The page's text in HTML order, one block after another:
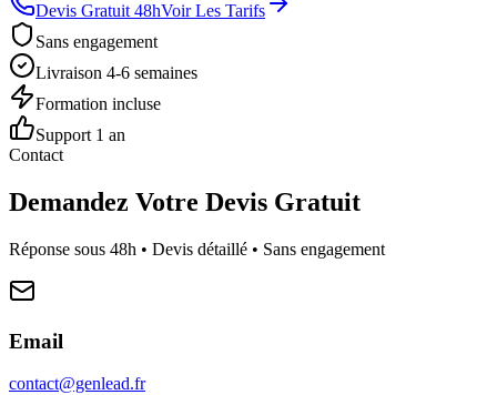
Devis Gratuit 48hVoir Les Tarifs
Sans engagement
Livraison 4-6 semaines
Formation incluse
Support 1 an
Contact
Demandez Votre Devis Gratuit
Réponse sous 48h • Devis détaillé • Sans engagement
Email
contact@genlead.fr